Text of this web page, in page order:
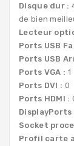
Disque dur :
de bien
Lecteur
Ports USB
Ports USB
Ports VGA : 1
Ports DVI : 0
Ports HDMI :
DisplayPorts
Socket
Profil carte